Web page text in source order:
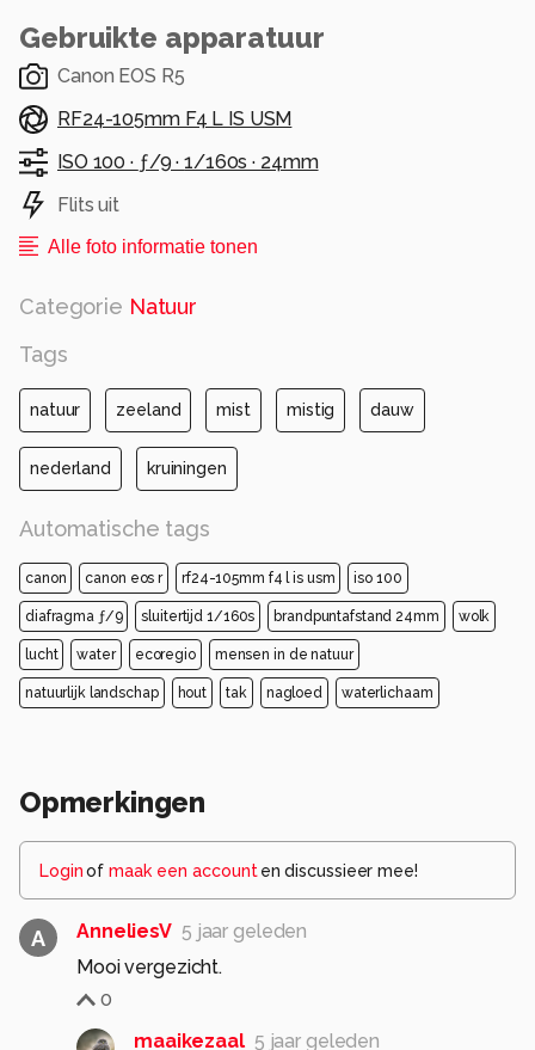
Gebruikte apparatuur
Canon EOS R5
RF24-105mm F4 L IS USM
ISO 100 · ƒ/9 ·1/160s · 24mm
Flits uit
Alle foto informatie tonen
Categorie Natuur
Tags
natuur zeeland mist mistig dauw
nederland kruiningen
Automatische tags
canon canon eos r rf24-105mm f4 l is usm iso 100
diafragma ƒ/9 sluitertijd 1/160s brandpuntafstand 24mm wolk
lucht water ecoregio mensen in de natuur
natuurlijk landschap hout tak nagloed waterlichaam
Opmerkingen
Loginof maak een account en discussieer mee!
A AnneliesV 5 jaar geleden
Mooi vergezicht.
0
maaikezaal 5 jaar geleden